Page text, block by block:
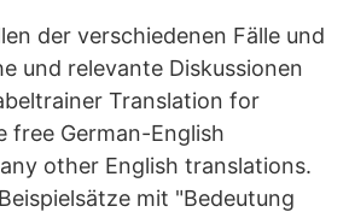
der verschiedenen Fälle und
und relevante Diskussionen
Translation for
free German-English
other English translations.
mit "Bedeutung